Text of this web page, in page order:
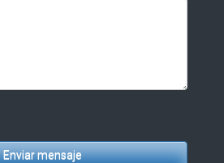
Enviar mensaje